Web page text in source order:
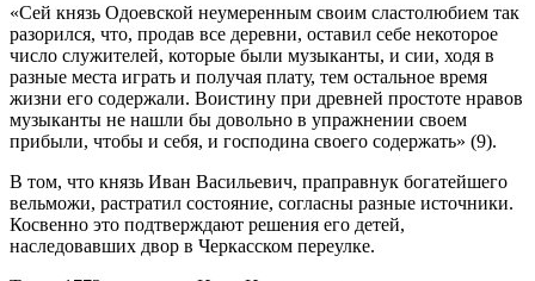
«Сей князь Одоевской неумеренным своим сластолюбием так
разорился, что, продав все деревни, оставил себе некоторое
число служителей, которые были музыканты, и сии, ходя в
разные места играть и получая плату, тем остальное время
жизни его содержали. Воистину при древней простоте нравов
музыканты не нашли бы довольно в упражнении своем
прибыли, чтобы и себя, и господина своего содержать» (9).
В том, что князь Иван Васильевич, праправнук богатейшего
вельможи, растратил состояние, согласны разные источники.
Косвенно это подтверждают решения его детей,
наследовавших двор в Черкасском переулке.